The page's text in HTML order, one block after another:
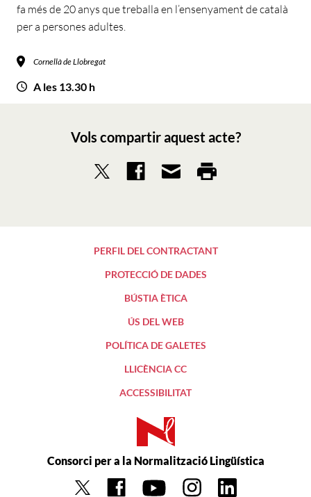
fa més de 20 anys que treballa en l’ensenyament de català
per a persones adultes.
Cornellà de Llobregat
A les 13.30 h
Vols compartir aquest acte?
PERFIL DEL CONTRACTANT
PROTECCIÓ DE DADES
BÚSTIA ÈTICA
ÚS DEL WEB
POLÍTICA DE GALETES
LLICÈNCIA CC
ACCESSIBILITAT
Consorci per a la Normalització Lingüística